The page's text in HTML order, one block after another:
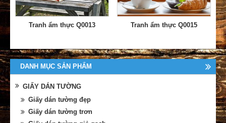
Tranh ẩm thực Q0013 Tranh ẩm thực Q0015
DANH MỤC SẢN PHẨM
GIẤY DÁN TƯỜNG
Giấy dán tường đẹp
Giấy dán tường trơn